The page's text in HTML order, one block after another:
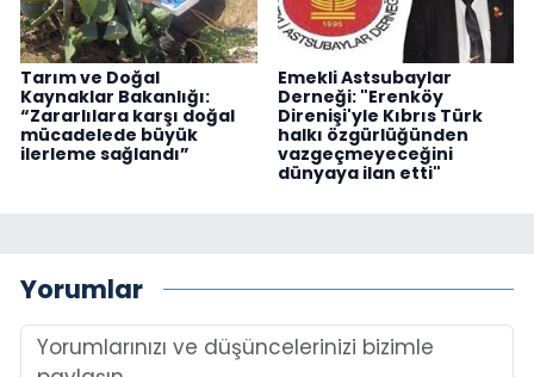
Tarım ve Doğal
Kaynaklar Bakanlığı:
“Zararlılara karşı doğal
mücadelede büyük
ilerleme sağlandı”
Emekli Astsubaylar
Derneği: "Erenköy
Direnişi'yle Kıbrıs Türk
halkı özgürlüğünden
vazgeçmeyeceğini
dünyaya ilan etti"
Yorumlar